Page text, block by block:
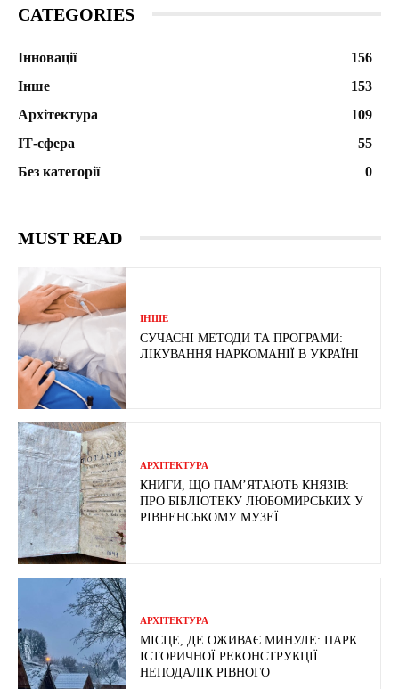
CATEGORIES
Інновації
156
Інше
153
Архітектура
109
ІТ-сфера
55
Без категорії
0
MUST READ
ІНШЕ
СУЧАСНІ МЕТОДИ ТА ПРОГРАМИ:
ЛІКУВАННЯ НАРКОМАНІЇ В УКРАЇНІ
АРХІТЕКТУРА
КНИГИ, ЩО ПАМ’ЯТАЮТЬ КНЯЗІВ:
ПРО БІБЛІОТЕКУ ЛЮБОМИРСЬКИХ У
РІВНЕНСЬКОМУ МУЗЕЇ
АРХІТЕКТУРА
МІСЦЕ, ДЕ ОЖИВАЄ МИНУЛЕ: ПАРК
ІСТОРИЧНОЇ РЕКОНСТРУКЦІЇ
НЕПОДАЛІК РІВНОГО